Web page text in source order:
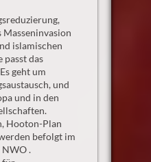
Masseninvasion
islamischen
passt das
geht um
und
und in den
Hooton-Plan
befolgt im
NWO .